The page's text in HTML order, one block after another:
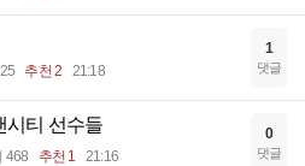
추천 2 21:18
1
댓글
시티 선수들
468 추천 1 21:16
0
댓글